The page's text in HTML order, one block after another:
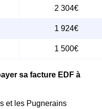
2 304€
1 924€
1 500€
sa facture EDF à
et les Pugnerains